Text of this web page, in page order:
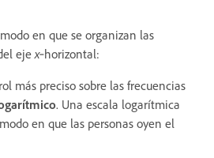
en que se organizan las
eje x‑horizontal:
más preciso sobre las frecuencias
. Una escala logarítmica
en que las personas oyen el